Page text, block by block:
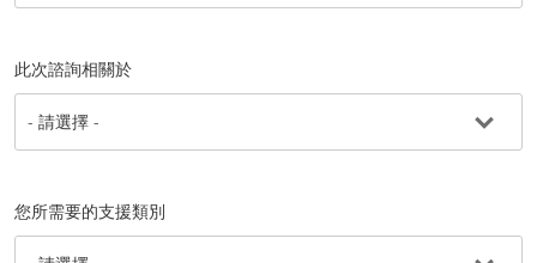
此次諮詢相關於
您所需要的支援類別